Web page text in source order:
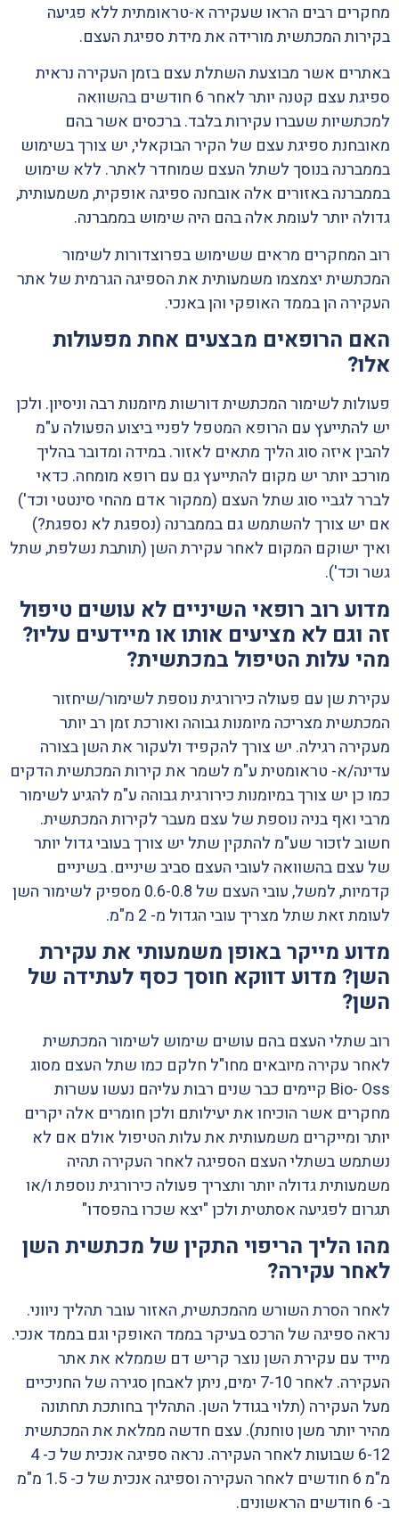
מחקרים רבים הראו שעקירה א-טראומתית ללא פגיעה
בקירות המכתשית מורידה את מידת ספיגת העצם.
באתרים אשר מבוצעת השתלת עצם בזמן העקירה נראית
ספיגת עצם קטנה יותר לאחר 6 חודשים בהשוואה
למכתשיות שעברו עקירות בלבד. ברכסים אשר בהם
מאובחנת ספיגת עצם של הקיר הבוקאלי, יש צורך בשימוש
בממברנה בנוסך לשתל העצם שמוחדר לאתר. ללא שימוש
בממברנה באזורים אלה אובחנה ספיגה אופקית, משמעותית,
גדולה יותר לעומת אלה בהם היה שימוש בממברנה.
רוב המחקרים מראים ששימוש בפרוצדורות לשימור
המכתשית יצמצמו משמעותית את הספיגה הגרמית של אתר
העקירה הן בממד האופקי והן באנכי.
האם הרופאים מבצעים אחת מפעולות
אלו?
פעולות לשימור המכתשית דורשות מיומנות רבה וניסיון. ולכן
יש להתייעץ עם הרופא המטפל לפניי ביצוע הפעולה ע"מ
להבין איזה סוג הליך מתאים לאזור. במידה ומדובר בהליך
מורכב יותר יש מקום להתייעץ גם עם רופא מומחה. כדאי
לברר לגביי סוג שתל העצם (ממקור אדם מהחי סינטטי וכד')
אם יש צורך להשתמש גם בממברנה (נספגת לא נספגת?)
ואיך ישוקם המקום לאחר עקירת השן (תותבת נשלפת, שתל
גשר וכד').
מדוע רוב רופאי השיניים לא עושים טיפול
זה וגם לא מציעים אותו או מיידעים עליו?
מהי עלות הטיפול במכתשית?
עקירת שן עם פעולה כירורגית נוספת לשימור/שיחזור
המכתשית מצריכה מיומנות גבוהה ואורכת זמן רב יותר
מעקירה רגילה. יש צורך להקפיד ולעקור את השן בצורה
עדינה/א- טראומטית ע"מ לשמר את קירות המכתשית הדקים
כמו כן יש צורך במיומנות כירורגית גבוהה ע"מ להגיע לשימור
מרבי ואף בניה נוספת של עצם מעבר לקירות המכתשית.
חשוב לזכור שע"מ להתקין שתל יש צורך בעובי גדול יותר
של עצם בהשוואה לעובי העצם סביב שיניים. בשיניים
קדמיות, למשל, עובי העצם של 0.6-0.8 מספיק לשימור השן
לעומת זאת שתל מצריך עובי הגדול מ- 2 מ"מ.
מדוע מייקר באופן משמעותי את עקירת
השן? מדוע דווקא חוסך כסף לעתידה של
השן?
רוב שתלי העצם בהם עושים שימוש לשימור המכתשית
לאחר עקירה מיובאים מחו"ל חלקם כמו שתל העצם מסוג
Bio- Oss קיימים כבר שנים רבות עליהם נעשו עשרות
מחקרים אשר הוכיחו את יעילותם ולכן חומרים אלה יקרים
יותר ומייקרים משמעותית את עלות הטיפול אולם אם לא
נשתמש בשתלי העצם הספיגה לאחר העקירה תהיה
משמעותית גדולה יותר ותצריך פעולה כירורגית נוספת ו/או
תגרום לפגיעה אסתטית ולכן "יצא שכרו בהפסדו"
מהו הליך הריפוי התקין של מכתשית השן
לאחר עקירה?
לאחר הסרת השורש מהמכתשית, האזור עובר תהליך ניווני.
נראה ספיגה של הרכס בעיקר בממד האופקי וגם בממד אנכי.
מייד עם עקירת השן נוצר קריש דם שממלא את אתר
העקירה. לאחר 7-10 ימים, ניתן לאבחן סגירה של החניכיים
מעל העקירה (תלוי בגודל השן. התהליך בחותכת תחתונה
מהיר יותר משן טוחנת). עצם חדשה ממלאת את המכתשית
6-12 שבועות לאחר העקירה. נראה ספיגה אנכית של כ- 4
מ"מ 6 חודשים לאחר העקירה וספיגה אנכית של כ- 1.5 מ"מ
ב- 6 חודשים הראשונים.